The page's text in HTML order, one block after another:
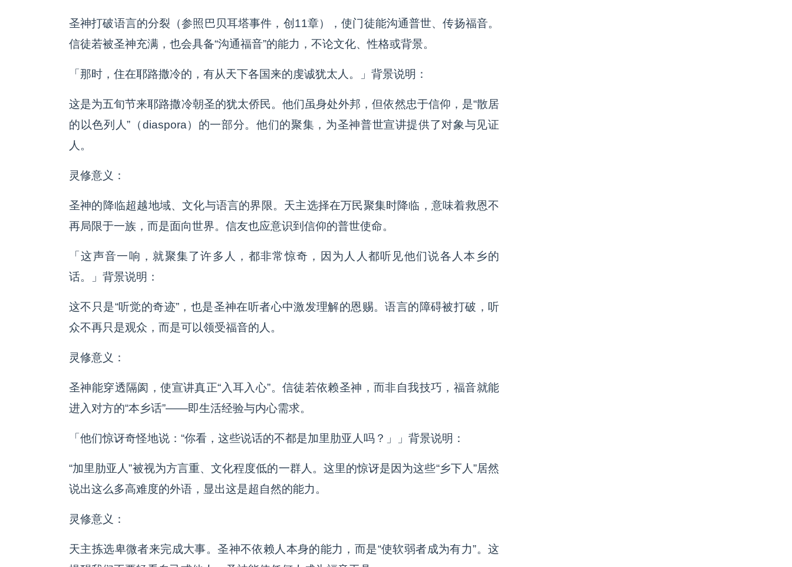
圣神打破语言的分裂（参照巴贝耳塔事件，创11章），使门徒能沟通普世、传扬福音。
信徒若被圣神充满，也会具备“沟通福音”的能力，不论文化、性格或背景。
「那时，住在耶路撒冷的，有从天下各国来的虔诚犹太人。」背景说明：
这是为五旬节来耶路撒冷朝圣的犹太侨民。他们虽身处外邦，但依然忠于信仰，是“散居
的以色列人”（diaspora）的一部分。他们的聚集，为圣神普世宣讲提供了对象与见证
人。
灵修意义：
圣神的降临超越地域、文化与语言的界限。天主选择在万民聚集时降临，意味着救恩不
再局限于一族，而是面向世界。信友也应意识到信仰的普世使命。
「这声音一响，就聚集了许多人，都非常惊奇，因为人人都听见他们说各人本乡的
话。」背景说明：
这不只是“听觉的奇迹”，也是圣神在听者心中激发理解的恩赐。语言的障碍被打破，听
众不再只是观众，而是可以领受福音的人。
灵修意义：
圣神能穿透隔阂，使宣讲真正“入耳入心”。信徒若依赖圣神，而非自我技巧，福音就能
进入对方的“本乡话”——即生活经验与内心需求。
「他们惊讶奇怪地说：“你看，这些说话的不都是加里肋亚人吗？」」背景说明：
“加里肋亚人”被视为方言重、文化程度低的一群人。这里的惊讶是因为这些“乡下人”居然
说出这么多高难度的外语，显出这是超自然的能力。
灵修意义：
天主拣选卑微者来完成大事。圣神不依赖人本身的能力，而是“使软弱者成为有力”。这